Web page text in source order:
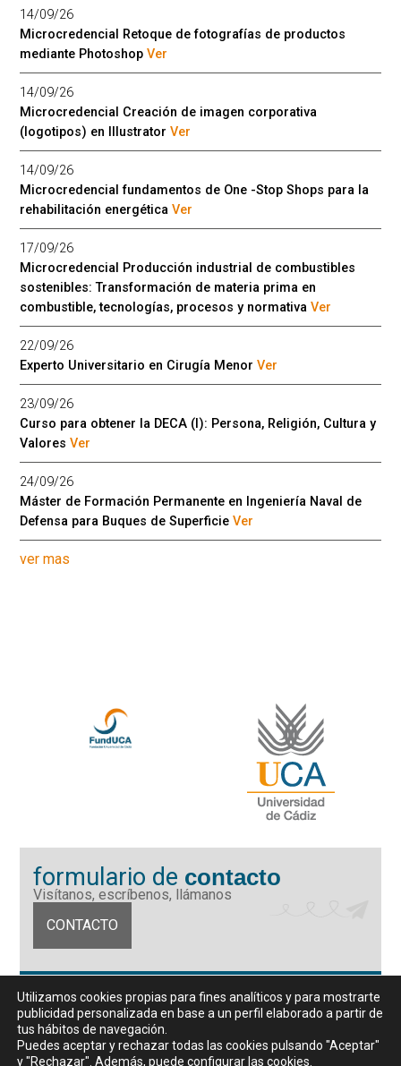
14/09/26
Microcredencial Retoque de fotografías de productos
mediante PhotoshopVer
14/09/26
Microcredencial Creación de imagen corporativa
(logotipos) en IllustratorVer
14/09/26
Microcredencial fundamentos de One -Stop Shops para la
rehabilitación energéticaVer
17/09/26
Microcredencial Producción industrial de combustibles
sostenibles: Transformación de materia prima en
combustible, tecnologías, procesos y normativaVer
22/09/26
Experto Universitario en Cirugía MenorVer
23/09/26
Curso para obtener la DECA (I): Persona, Religión, Cultura y
ValoresVer
24/09/26
Máster de Formación Permanente en Ingeniería Naval de
Defensa para Buques de SuperficieVer
ver mas
formulario de contacto
Visítanos, escríbenos, llámanos
CONTACTO
Fundación Universidad de Cádiz
Calle Ancha 10 (Edificio José Pérez Llorca), CP. 11001, Cádiz
CIF: G11442167
956 07 03 70 / 72
Horario de atención al público
Utilizamos cookies propias para fines analíticos y para mostrarte
publicidad personalizada en base a un perfil elaborado a partir de
tus hábitos de navegación.
Puedes aceptar y rechazar todas las cookies pulsando "Aceptar"
y "Rechazar". Además, puede configurar las cookies.